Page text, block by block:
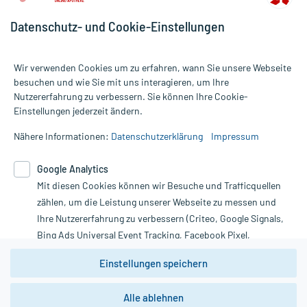
Alle Preise gelten inkl. MwSt., ggf. zzgl. Versandkosten
Informationen auf dieser Website werden ausschließlich für
die Untersuchung und Behandlung durch einen Arzt. Bitte
Therapien eingeleitet werden können. | Diese Webseite benutzt
Google Analytics. Lesen Sie bitte dazu die wichtigen Hinweise in
unserer Datenschutzerklärung. Für den Widerruf einer Bestellung
nutzen Sie das Formular:
Vertrag widerrufen
*Hinweise zu unseren Aktionen und Bewertungen
Datenschutz- und Cookie-Einstellungen
Wir verwenden Cookies um zu erfahren, wann Sie unsere Webseite
besuchen und wie Sie mit uns interagieren, um Ihre
Nutzererfahrung zu verbessern. Sie können Ihre Cookie-
Einstellungen jederzeit ändern.
Nähere Informationen: Datenschutzerklärung Impressum
Google Analytics
Mit diesen Cookies können wir Besuche und Trafficquellen
zählen, um die Leistung unserer Webseite zu messen und
Ihre Nutzererfahrung zu verbessern (Criteo, Google Signals,
Bing Ads Universal Event Tracking, Facebook Pixel,
Youtube-Social Plugin).
Wir weisen darauf hin, dass die
zwingend den Europäischen Anforderungen gem. EU-
Einstellungen speichern
Alle ablehnen